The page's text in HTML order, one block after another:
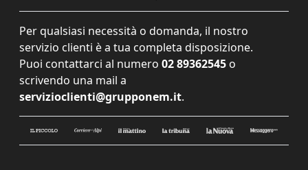
Per qualsiasi necessità o domanda, il nostro
servizio clienti è a tua completa disposizione.
Puoi contattarci al numero 02 89362545 o
scrivendo una mail a
servizioclienti@grupponem.it.